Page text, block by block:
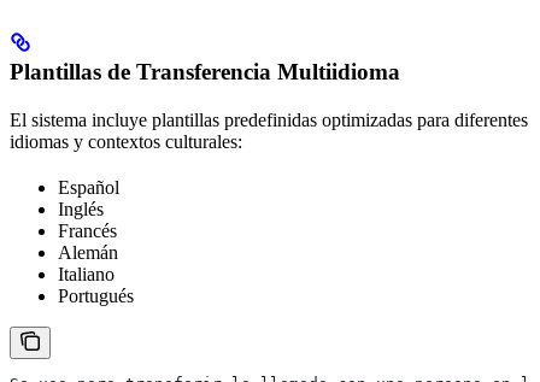
Plantillas de Transferencia Multiidioma
El sistema incluye plantillas predefinidas optimizadas para diferentes
idiomas y contextos culturales:
Español
Inglés
Francés
Alemán
Italiano
Portugués